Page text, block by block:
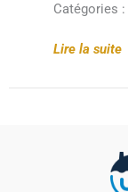
Catégories :
Lire la suite